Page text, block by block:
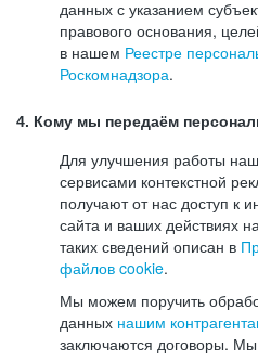
данных с указанием
правового основания,
в нашем Реестре
Роскомнадзора.
4. Кому мы передаём
Для улучшения работы
сервисами контекстной
получают от нас доступ к
сайта и ваших действиях
таких сведений описан в
файлов cookie.
Мы можем поручить
данных нашим
заключаются договоры.